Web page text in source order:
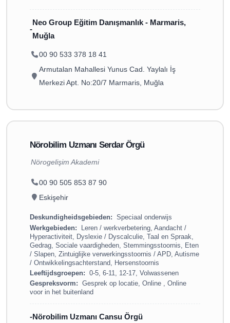
Neo Group Eğitim Danışmanlık - Marmaris,
Muğla
00 90 533 378 18 41
Armutalan Mahallesi Yunus Cad. Yaylalı İş
Merkezi Apt. No:20/7 Marmaris, Muğla
Nörobilim Uzmanı Serdar Örgü
Nörogelişim Akademi
00 90 505 853 87 90
Eskişehir
Deskundigheidsgebieden: Speciaal onderwijs
Werkgebieden:
Leren / werkverbetering, Aandacht /
Hyperactiviteit, Dyslexie / Dyscalculie, Taal en Spraak,
Gedrag, Sociale vaardigheden, Stemmingsstoornis, Eten
/ Slapen, Zintuiglijke verwerkingsstoornis / APD, Autisme
/ Ontwikkelingsachterstand, Hersenstoornis
Leeftijdsgroepen: 0-5, 6-11, 12-17, Volwassenen
Gespreksvorm: Gesprek op locatie, Online , Online
voor in het buitenland
Nörobilim Uzmanı Cansu Örgü